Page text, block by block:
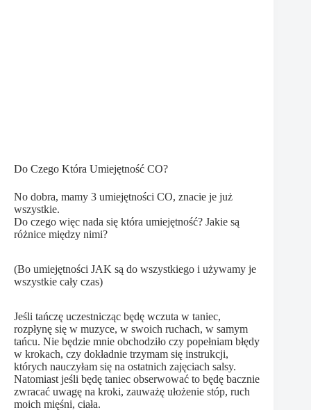
Do Czego Która Umiejętność CO?
No dobra, mamy 3 umiejętności CO, znacie je już
wszystkie.
Do czego więc nada się która umiejętność? Jakie są
różnice między nimi?
(Bo umiejętności JAK są do wszystkiego i używamy je
wszystkie cały czas)
Jeśli tańczę uczestnicząc będę wczuta w taniec,
rozpłynę się w muzyce, w swoich ruchach, w samym
tańcu. Nie będzie mnie obchodziło czy popełniam błędy
w krokach, czy dokładnie trzymam się instrukcji,
których nauczyłam się na ostatnich zajęciach salsy.
Natomiast jeśli będę taniec obserwować to będę bacznie
zwracać uwagę na kroki, zauważę ułożenie stóp, ruch
moich mięśni, ciała.